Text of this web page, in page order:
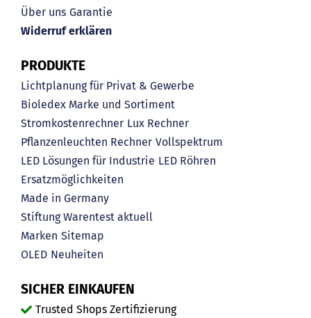
Über uns Garantie
Widerruf erklären
PRODUKTE
Lichtplanung für Privat & Gewerbe
Bioledex Marke und Sortiment
Stromkostenrechner Lux Rechner
Pflanzenleuchten Rechner Vollspektrum
LED Lösungen für Industrie LED Röhren
Ersatzmöglichkeiten
Made in Germany
Stiftung Warentest aktuell
Marken Sitemap
OLED Neuheiten
SICHER EINKAUFEN
Trusted Shops Zertifizierung